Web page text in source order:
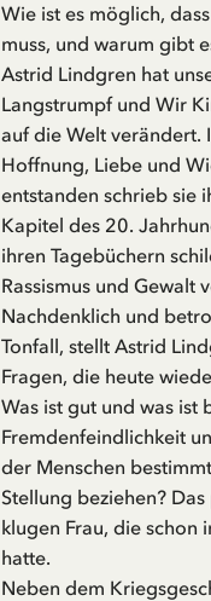
Wie ist es möglich,
muss, und warum gibt
Astrid Lindgren hat
Langstrumpf und Wir
auf die Welt verändert.
Hoffnung, Liebe und
entstanden schrieb sie
Kapitel des 20.
ihren Tagebüchern
Rassismus und Gewalt
Nachdenklich und
Tonfall, stellt Astrid
Fragen, die heute
Was ist gut und was ist
Fremdenfeindlichkeit
der Menschen
Stellung beziehen?
klugen Frau, die schon
hatte.
Neben dem